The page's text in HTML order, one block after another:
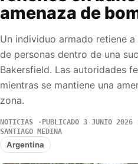
amenaza de
Un individuo armado retiene
de personas dentro de una
Bakersfield. Las autoridades
mientras se mantiene una
zona.
NOTICIAS PUBLICADO 3 JUNIO 2026
SANTIAGO MEDINA
Argentina